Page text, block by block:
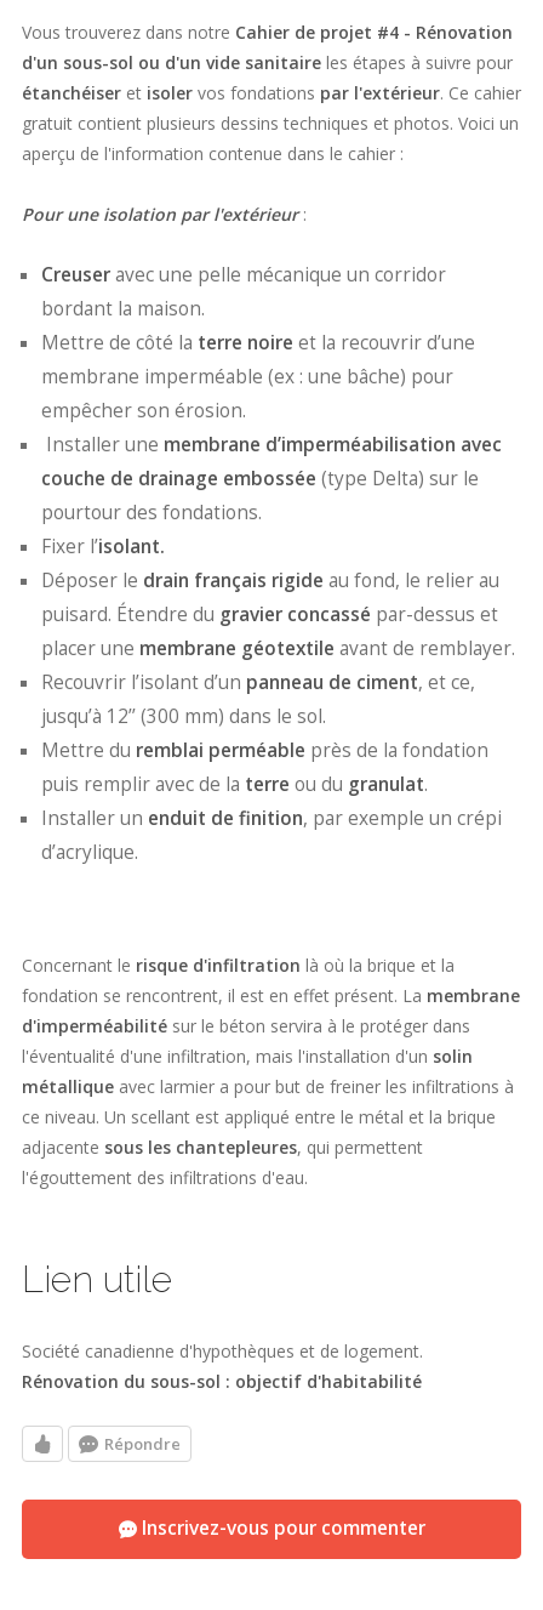
Vous trouverez dans notre Cahier de projet #4 - Rénovation
d'un sous-sol ou d'un vide sanitaire les étapes à suivre pour
étanchéiser et isoler vos fondations par l'extérieur. Ce cahier
gratuit contient plusieurs dessins techniques et photos. Voici un
aperçu de l'information contenue dans le cahier :
Pour une isolation par l'extérieur:
Creuseravec une pelle mécanique un corridor
bordant la maison.
Mettre de côté la terre noire et la recouvrir d’une
membrane imperméable (ex : une bâche) pour
empêcher son érosion.
Installer une membrane d’imperméabilisation avec
couche de drainage embossée (type Delta) sur le
pourtour des fondations.
Fixer l’isolant.
Déposer le drain français rigide au fond, le relier au
puisard. Étendre du gravier concassé par-dessus et
placer une membrane géotextile avant de remblayer.
Recouvrir l’isolant d’un panneau de ciment, et ce,
jusqu’à 12’’ (300 mm) dans le sol.
Mettre du remblai perméable près de la fondation
puis remplir avec de la terre ou du granulat.
Installer un enduit de finition, par exemple un crépi
d’acrylique.
Concernant le risque d'infiltration là où la brique et la
fondation se rencontrent, il est en effet présent. La membrane
d'imperméabilité sur le béton servira à le protéger dans
l'éventualité d'une infiltration, mais l'installation d'un solin
métallique avec larmier a pour but de freiner les infiltrations à
ce niveau. Un scellant est appliqué entre le métal et la brique
adjacente sous les chantepleures, qui permettent
l'égouttement des infiltrations d'eau.
Lien utile
Société canadienne d'hypothèques et de logement.
Rénovation du sous-sol : objectif d'habitabilité
Répondre
Inscrivez-vous pour commenter